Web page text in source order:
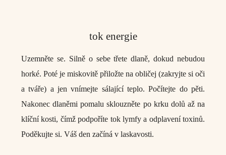
tok energie
Uzemněte se. Silně o sebe třete dlaně, dokud nebudou
horké. Poté je miskovitě přiložte na obličej (zakryjte si oči
a tváře) a jenvnímejte sálající teplo. Počítejte do pěti.
Nakonec dlaněmi pomalu sklouzněte po krku dolů až na
klíční kosti, čímž podpoříte tok lymfy a odplavení toxinů.
Poděkujte si. Váš den začíná v laskavosti.